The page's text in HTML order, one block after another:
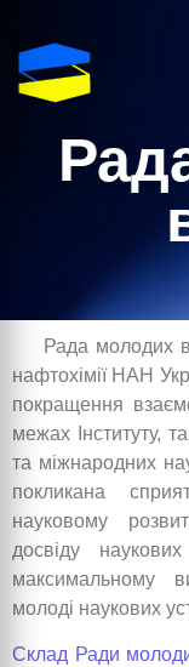
Рада молодих
нафтохімії НАН
покращення
межах Інституту,
та міжнародних
покликана
науковому
досвіду
максимальному
молоді наукових
Склад Ради